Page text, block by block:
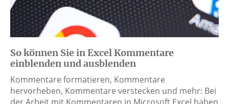
So können Sie in Excel Kommentare
einblenden und ausblenden
Kommentare formatieren, Kommentare
hervorheben, Kommentare verstecken und mehr: Bei